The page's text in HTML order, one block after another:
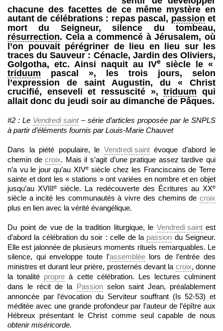
chacune des facettes de ce même mystère en
autant de célébrations : repas pascal, passion et
mort du Seigneur, silence du tombeau,
résurrection. Cela a commencé à Jérusalem, où
l’on pouvait pérégriner de lieu en lieu sur les
traces du Sauveur : Cénacle, Jardin des Oliviers,
Golgotha, etc. Ainsi naquit au IVe
siècle le «
triduum pascal », les trois jours, selon
l’expression de saint Augustin, du « Christ
crucifié, enseveli et ressuscité »,triduum qui
allait donc du jeudi soir au dimanche de Pâques.
#2 : Le Vendredi saint– série d’articles proposée par le SNPLS
à partir d’éléments fournis par Louis-Marie Chauvet
Dans la piété populaire, le Vendredi saintévoque d’abord le
chemin decroix. Mais il s’agit d’une pratique assez tardive qui
n’a vu le jour qu’au XIVesiècle chez les Franciscains de Terre
sainte et dont les « stations » ont variées en nombre et en objet
jusqu’au XVIIIe siècle. La redécouverte des Écritures au XXe
siècle a incité les communautés à vivre des chemins de croix
plus en lien avec la vérité évangélique.
Du point de vue de la tradition liturgique, le Vendredi saintest
d’abord la célébration du soir : celle de la passion du Seigneur.
Elle est jalonnée de plusieurs moments rituels remarquables. Le
silence, qui enveloppe toute l’assembléelors de l’entrée des
ministres et durant leur prière, prosternés devant la croix, donne
la tonalité propre à cette célébration. Les lectures culminent
dans le récit de la Passionselon saint Jean, préalablement
annoncée par l’évocation du Serviteur souffrant (Is 52-53) et
méditée avec une grande profondeur par l’auteur de l’épître aux
Hébreux présentant le Christ comme seul capable de nous
obtenir miséricorde.